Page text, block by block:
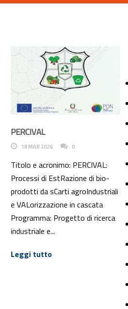
PERCIVAL
18 MAR 2026 0
Titolo e acronimo: PERCIVAL:
Processi di EstRazione di bio-
prodotti da sCarti agroIndustriali
e VALorizzazione in cascata
Programma: Progetto di ricerca
industriale e...
Leggi tutto